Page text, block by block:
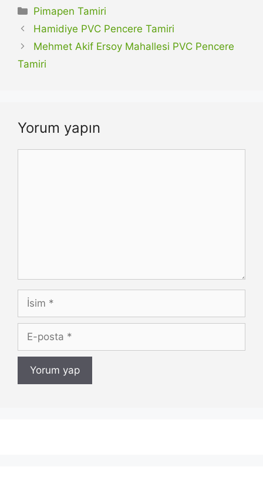
Kategoriler
Pimapen Tamiri
Hamidiye PVC Pencere Tamiri
Mehmet Akif Ersoy Mahallesi PVC Pencere
Tamiri
Yorum yapın
İsim
posta